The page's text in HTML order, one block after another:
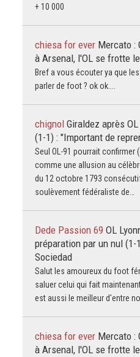
+ 10 000
chiesa for ever Mercato :
à Arsenal, l'OL se frotte
Bref a vous écouter ya que
parler de foot ? ok ok....
chignol Giraldez après
(1-1) : "Important de
Seul OL-91 pourrait confirmer
comme une allusion au
du 12 octobre 1793
soulèvement fédéraliste de…
Dede Passion 69 OL
préparation par un nul (1-
Sociedad
Salut les amoureux du foot
saluer celui qui fait
est aussi le meilleur d'entre
chiesa for ever Mercato :
à Arsenal, l'OL se frotte